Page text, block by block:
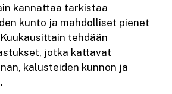
kannattaa tarkistaa
kunto ja mahdolliset pienet
tehdään
jotka kattavat
kalusteiden kunnon ja